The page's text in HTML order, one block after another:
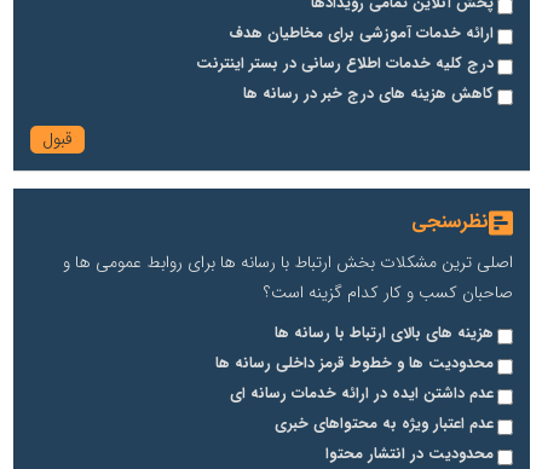
ارائه خدمات آموزشی برای مخاطیان هدف
درج کلیه خدمات اطلاع رسانی در بستر اینترنت
کاهش هزینه های درج خبر در رسانه ها
نظرسنجی
اصلی ترین مشکلات بخش ارتباط با رسانه ها برای روابط عمومی ها و
صاحبان کسب و کار کدام گزینه است؟
هزینه های بالای ارتباط با رسانه ها
محدودیت ها و خطوط قرمز داخلی رسانه ها
عدم داشتن ایده در ارائه خدمات رسانه ای
عدم اعتبار ویژه به محتواهای خبری
محدودیت در انتشار محتوا